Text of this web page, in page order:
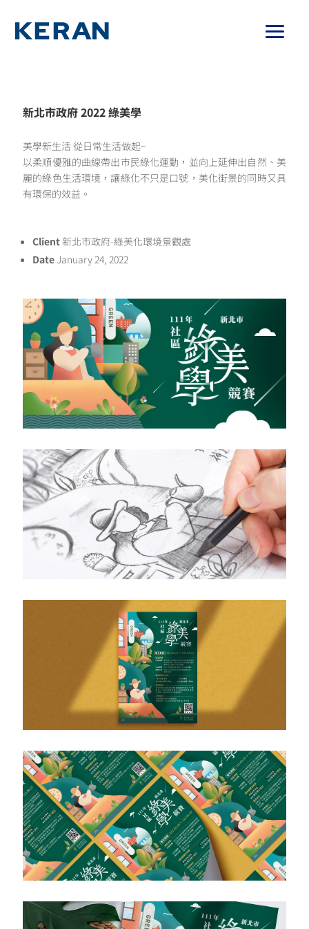
新北市政府 2022 綠美學
美學新生活 從日常生活做起~
以柔順優雅的曲線帶出市民綠化運動，並向上延伸出自然、美
麗的綠色生活環境，讓綠化不只是口號，美化街景的同時又具
有環保的效益。
Client新北市政府-綠美化環境景觀處
DateJanuary 24, 2022